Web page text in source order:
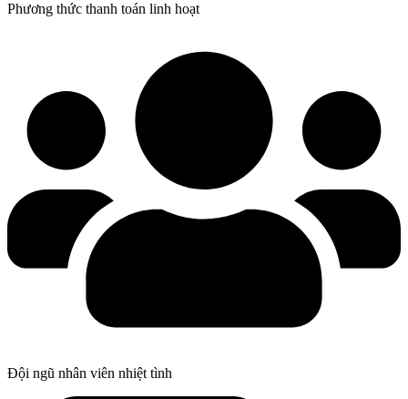
Phương thức thanh toán linh hoạt
Đội ngũ nhân viên nhiệt tình